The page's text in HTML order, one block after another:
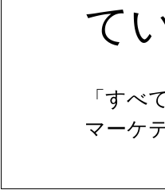
て
「すべ
マーケ